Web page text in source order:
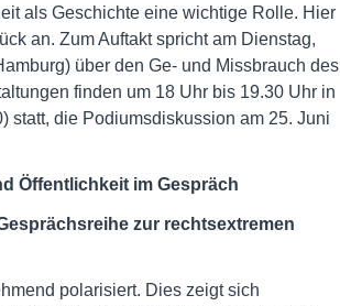
als Geschichte eine wichtige Rolle. Hier
an. Zum Auftakt spricht am Dienstag,
über den Ge- und Missbrauch des
finden um 18 Uhr bis 19.30 Uhr in
statt, die Podiumsdiskussion am 25. Juni
Öffentlichkeit im Gespräch
zur rechtsextremen
polarisiert. Dies zeigt sich